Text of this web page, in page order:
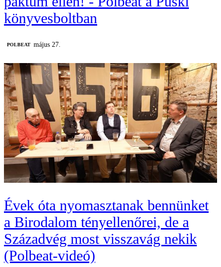
könyvesboltban
‎POLBEAT május 27.
Évek óta nyomasztanak bennünket
a Birodalom tényellenőrei, de a
Századvég most visszavág nekik
(Polbeat-videó)